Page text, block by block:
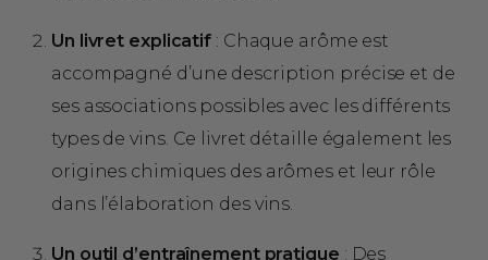
Un livret explicatif : Chaque arôme est
accompagné d’une description précise et de
ses associations possibles avec les différents
types de vins. Ce livret détaille également les
origines chimiques des arômes et leur rôle
dans l’élaboration des vins.
Un outil d’entraînement pratique : Des